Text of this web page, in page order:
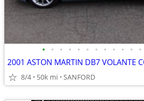
• • • • • • • • • • • •
8/4 50k mi SANFORD